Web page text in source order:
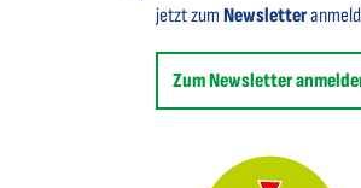
jetzt zum Newsletter
Zum Newsletter